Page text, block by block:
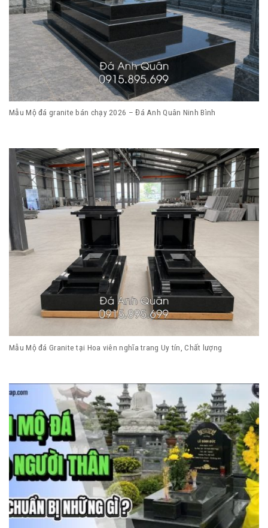
Mẫu Mộ đá granite bán chạy 2026 – Đá Anh Quân Ninh Bình
Mẫu Mộ đá Granite tại Hoa viên nghĩa trang Uy tín, Chất lượng